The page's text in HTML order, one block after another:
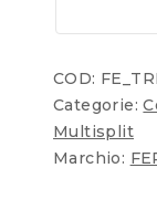
COD:
Categorie:
Multisplit
Marchio: